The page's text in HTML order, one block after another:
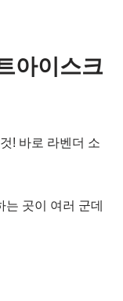
아이스크
! 바로 라벤더 소
곳이 여러 군데